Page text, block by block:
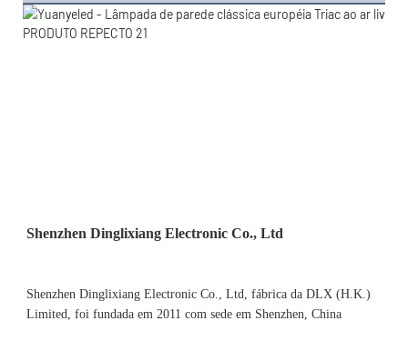
Shenzhen Dinglixiang Electronic Co., Ltd, fábrica da DLX (H.K.)
Limited, foi fundada em 2011 com sede em Shenzhen, China